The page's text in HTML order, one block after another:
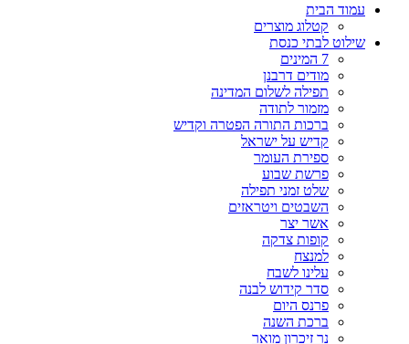
עמוד הבית
קטלוג מוצרים
שילוט לבתי כנסת
7 המינים
מודים דרבנן
תפילה לשלום המדינה
מזמור לתודה
ברכות התורה הפטרה וקדיש
קדיש על ישראל
ספירת העומר
פרשת שבוע
שלט זמני תפילה
השבטים ויטראזים
אשר יצר
קופות צדקה
למנצח
עלינו לשבח
סדר קידוש לבנה
פרנס היום
ברכת השנה
נר זיכרון מואר